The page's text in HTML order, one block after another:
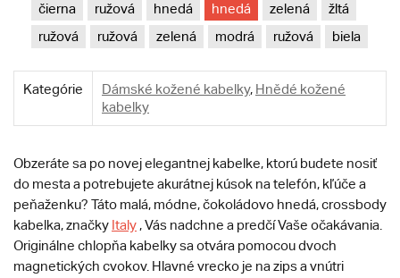
čierna ružová hnedá hnedá zelená
žltá
ružová
ružová zelená modrá ružová biela
Kategórie Dámské kožené kabelky, Hnědé kožené
kabelky
Obzeráte sa po novej elegantnej kabelke, ktorú budete nosiť
do mesta a potrebujete akurátnej kúsok na telefón, kľúče a
peňaženku? Táto malá, módne, čokoládovo hnedá, crossbody
kabelka, značky Italy , Vás nadchne a predčí Vaše očakávania.
Originálne chlopňa kabelky sa otvára pomocou dvoch
magnetických cvokov. Hlavné vrecko je na zips a vnútri